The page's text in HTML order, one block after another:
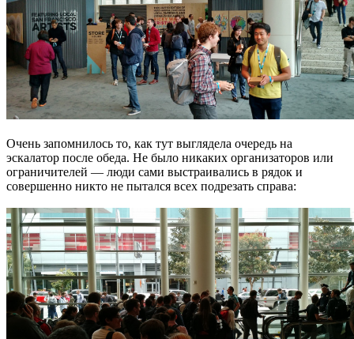
Очень запомнилось то, как тут выглядела очередь на
эскалатор после обеда. Не было никаких организаторов или
ограничителей — люди сами выстраивались в рядок и
совершенно никто не пытался всех подрезать справа: